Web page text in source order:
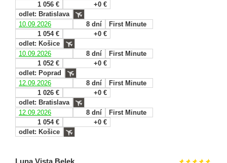
1 056 €
+0 €
odlet: Bratislava
10.09.2026
8 dní
First Minute
1 054 €
+0 €
odlet: Košice
10.09.2026
8 dní
First Minute
1 052 €
+0 €
odlet: Poprad
12.09.2026
8 dní
First Minute
1 026 €
+0 €
odlet: Bratislava
12.09.2026
8 dní
First Minute
1 054 €
+0 €
odlet: Košice
Luna Vista Belek